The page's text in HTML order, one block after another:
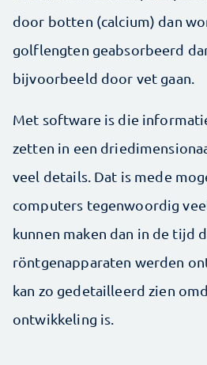
door botten (calcium) dan
golflengten geabsorbeerd
bijvoorbeeld door vet gaan.
Met software is die
zetten in een
veel details. Dat is mede
computers tegenwoordig
kunnen maken dan in de tijd
röntgenapparaten werden
kan zo gedetailleerd zien
ontwikkeling is.